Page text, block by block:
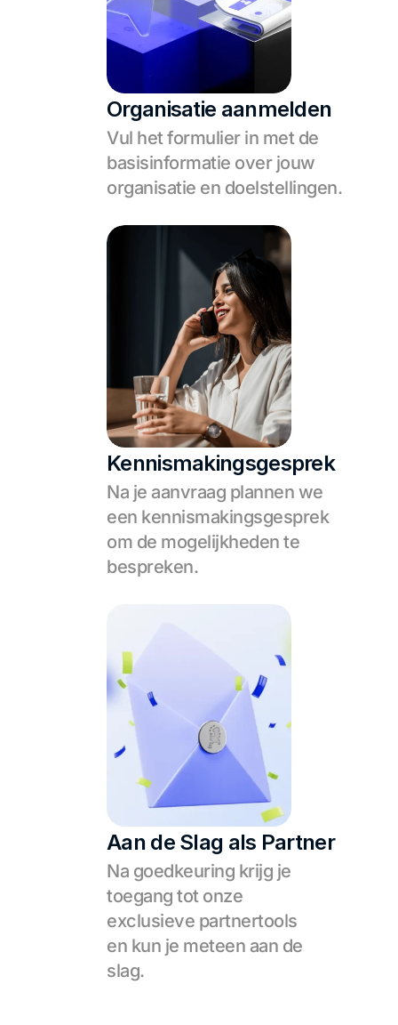
Organisatie aanmelden
Vul het formulier in met de
basisinformatie over jouw
organisatie en doelstellingen.
Kennismakingsgesprek
Na je aanvraag plannen we
een kennismakingsgesprek
om de mogelijkheden te
bespreken.
Aan de Slag als Partner
Na goedkeuring krijg je
toegang tot onze
exclusieve partnertools
en kun je meteen aan de
slag.